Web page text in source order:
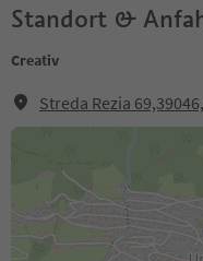
Standort &
Creativ
Streda Rezia